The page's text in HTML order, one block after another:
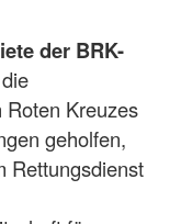
der BRK-
Roten Kreuzes
geholfen,
Rettungsdienst